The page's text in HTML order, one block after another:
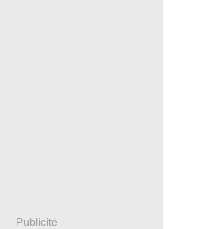
Publicité